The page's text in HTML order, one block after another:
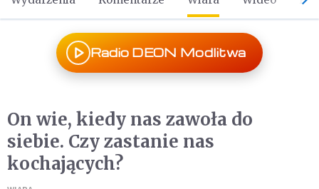
Radio DEON Modlitwa
On wie, kiedy nas zawoła do
siebie. Czy zastanie nas
kochających?